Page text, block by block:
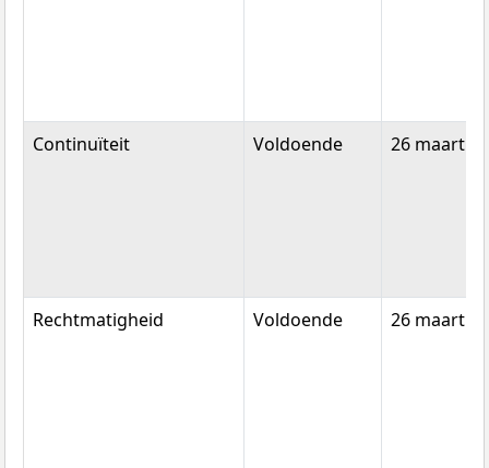
Continuïteit Voldoende 26 maart
Rechtmatigheid Voldoende 26 maart